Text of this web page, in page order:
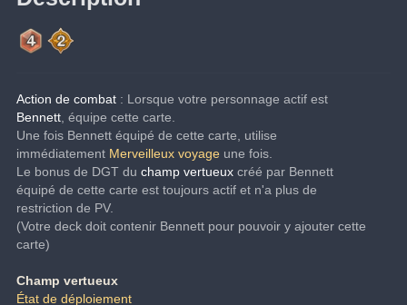
Action de combat
Bennett, équipe cette carte.
Une fois Bennett équipé de cette carte, utilise
immédiatement Merveilleux voyage une fois.
Le bonus de DGT du champ vertueux créé par Bennett
équipé de cette carte est toujours actif et n'a plus de
restriction de PV.
(Votre deck doit contenir Bennett pour pouvoir y ajouter cette
carte)
Champ vertueux
État de déploiement